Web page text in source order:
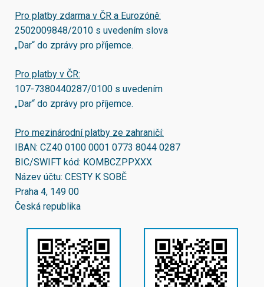
Pro platby zdarma v ČR a Eurozóně:
2502009848/2010 s uvedením slova
„Dar“ do zprávy pro příjemce.
Pro platby v ČR:
107-7380440287/0100 s uvedením
„Dar“ do zprávy pro příjemce.
Pro mezinárodní platby ze zahraničí:
IBAN: CZ40 0100 0001 0773 8044 0287
BIC/SWIFT kód: KOMBCZPPXXX
Název účtu: CESTY K SOBĚ
Praha 4, 149 00
Česká republika